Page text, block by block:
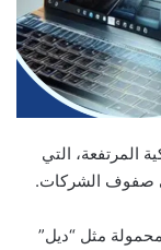
المرتفعة، التي
صفوف الشركات.
مثل “ديل”